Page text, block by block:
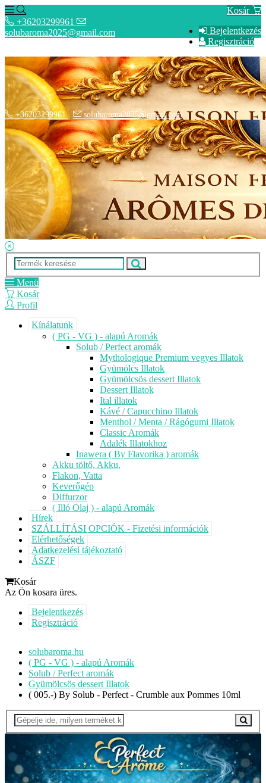
Kosár
Bejelentkezés
Regisztráció
+36203299961
solubaroma2025@gmail.com
Hírek
SZÁLLÍTÁSI OPCIÓK - Fizetési információk
Elérhetőségek
Adatkezelési tájékoztató
ÁSZF
+36203299961 solubaroma2025@gmail.com
Menü
Kosár
Profil
Kínálatunk
( PG - VG ) - alapú Aromák
Solub / Perfect aromák
Mythologique Premium vegyes Illatok
Gyümölcs Illatok
Gyümölcsös dessert Illatok
Dessert Illatok
Ital illatok
Kávé / Capucchino Illatok
Menthol / Menta / Rágógumi Illatok
Classic Aromák
Adalék Illatokhoz
Inawera ( By Flavorika ) aromák
Akku töltő, Akku,
Flakon, Vatta
Keverőgép
Diffurzor
( Illó Olaj ) - alapú Aromák
Hírek
SZÁLLÍTÁSI OPCIÓK - Fizetési információk
Elérhetőségek
Adatkezelési tájékoztató
ÁSZF
Kosár
Az Ön kosara üres.
Bejelentkezés
Regisztráció
solubaroma.hu
( PG - VG ) - alapú Aromák
Solub / Perfect aromák
Gyümölcsös dessert Illatok
( 005.-) By Solub - Perfect - Crumble aux Pommes 10ml